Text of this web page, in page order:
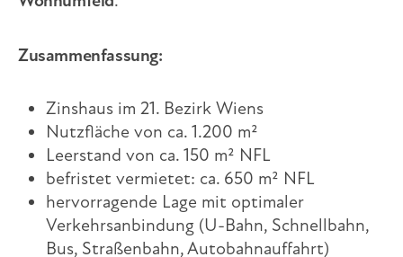
Zusammenfassung:
Zinshaus im 21. Bezirk Wiens
Nutzfläche von ca. 1.200 m²
Leerstand von ca. 150 m² NFL
befristet vermietet: ca. 650 m² NFL
hervorragende Lage mit optimaler
Verkehrsanbindung (U-Bahn, Schnellbahn,
Bus, Straßenbahn, Autobahnauffahrt)